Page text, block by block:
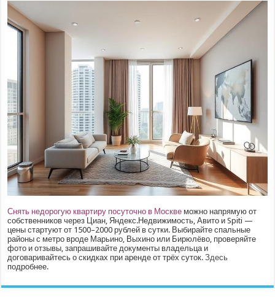
Снять недорогую квартиру посуточно в Москве можно напрямую от
собственников через Циан, Яндекс.Недвижимость, Авито и Spiti —
цены стартуют от 1500–2000 рублей в сутки. Выбирайте спальные
районы с метро вроде Марьино, Выхино или Бирюлёво, проверяйте
фото и отзывы, запрашивайте документы владельца и
договаривайтесь о скидках при аренде от трёх суток.Здесь
подробнее.